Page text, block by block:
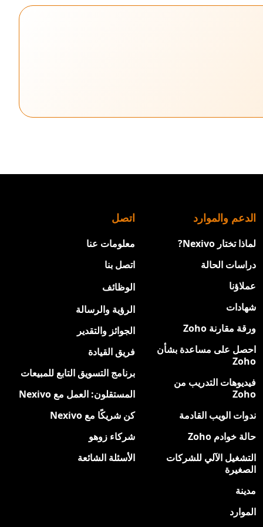
الدعم والموارد
لماذا تختار Nexivo?
دراسات الحالة
عملاؤنا
شهادات
ورقة مقارنة Zoho
احصل على مساعدة بشأن
Zoho
فيديوهات التدريب من
Zoho
ندوات الويب القادمة
حالة خوادم Zoho
التشغيل الآلي للشركات
الصغيرة
مدينة
الموارد
اتصل
معلومات عنا
اتصل بنا
الوظائف
الرؤية والرسالة
الجوائز والتقدير
فريق القيادة
برنامج التسويق التابع للمبيعات
المستقلون: العمل مع Nexivo
كن شريكًا مع Nexivo
شركاء زوهو
الأسئلة الشائعة